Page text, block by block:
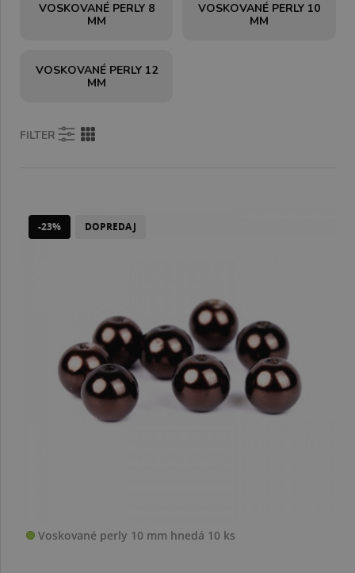
VOSKOVANÉ PERLY 8
MM
VOSKOVANÉ PERLY 10
MM
VOSKOVANÉ PERLY 12
MM
FILTER
-23% DOPREDAJ
Voskované perly 10 mm hnedá 10 ks